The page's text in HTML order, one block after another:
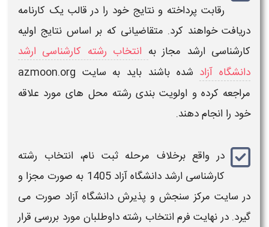
رقابت پرداخته ونتایجخود را در قالب یک کارنامه
دریافت خواهند کرد. متقاضیانی که بر اساس نتایج اولیه
کارشناسی ارشد مجاز به انتخاب رشته کارشناسی ارشد
دانشگاه آزاد شده باشند باید به سایت azmoon.org
مراجعه کرده و اولویت بندی رشته محل های مورد علاقه
خود را انجام دهند.
در واقع برخلاف مرحلهثبت نام، انتخاب رشته
کارشناسی ارشد دانشگاه آزاد 1405
به صورت مجزا و
در سایت مرکز سنجش و پذیرش دانشگاه آزاد صورت می
گیرد. در نهایت فرم انتخاب رشته داوطلبان مورد بررسی قرار